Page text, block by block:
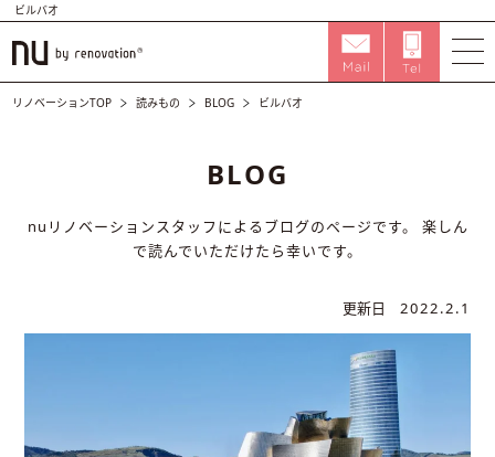
ビルバオ
リノベーションTOP 読みもの BLOG ビルバオ
BLOG
nuリノベーションスタッフによるブログのページです。
楽しん
で読んでいただけたら幸いです。
更新日 2022.2.1